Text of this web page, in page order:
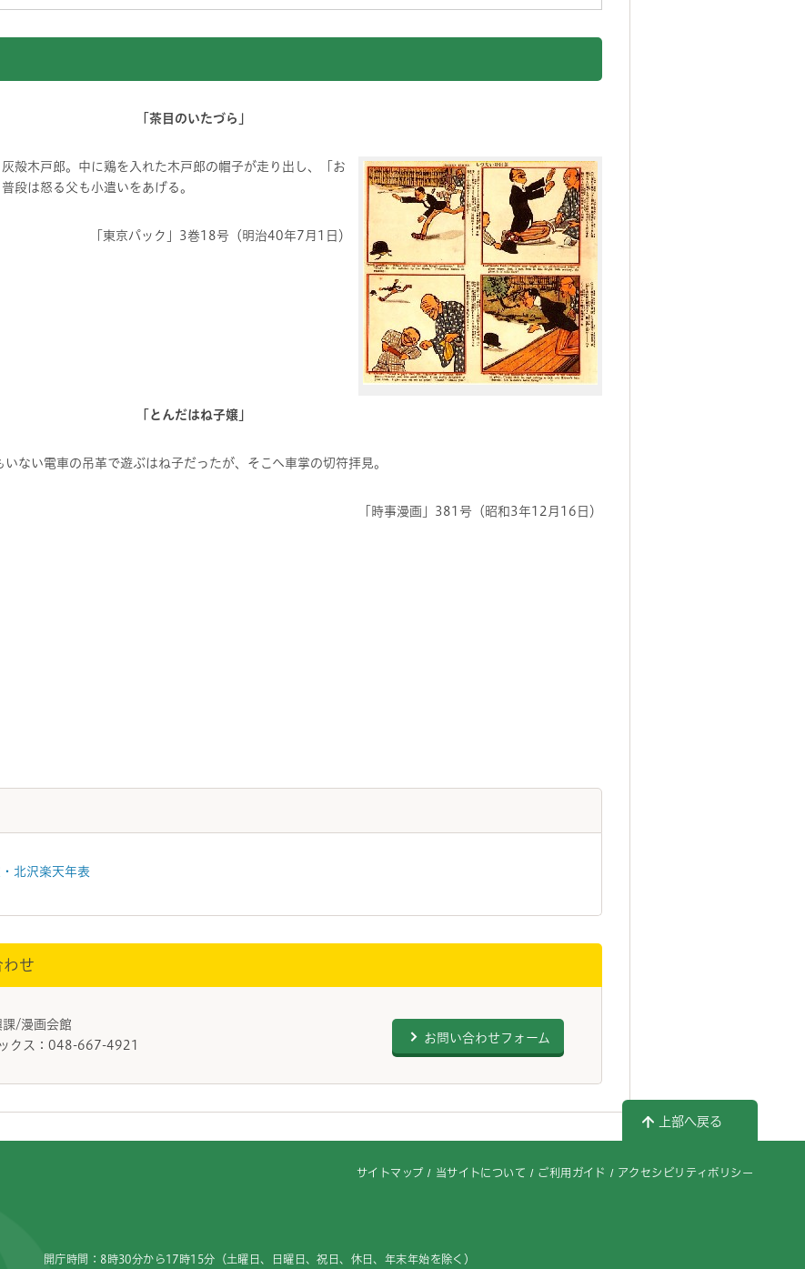
「茶目のいたづら」
殻木戸郎。中に鶏を入れた木戸郎の帽子が走り出し、「お
段は怒る父も小遣いをあげる。
「東京パック」3巻18号（明治40年7月1日）
「とんだはね子嬢」
いない電車の吊革で遊ぶはね子だったが、そこへ車掌の切符拝見。
「時事漫画」381号（昭和3年12月16日）
北沢楽天年表
わせ
課/漫画会館
クス：048-667-4921
お問い合わせフォーム
上部へ戻る
サイトマップ 当サイトについて ご利用ガイド アクセシビリティポリシー
開庁時間：8時30分から17時15分（土曜日、日曜日、祝日、休日、年末年始を除く）